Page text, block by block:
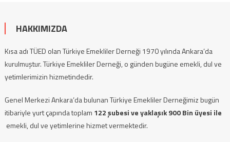
HAKKIMIZDA
Kısa adı TÜED olan Türkiye Emekliler Derneği 1970 yılında Ankara’da
kurulmuştur. Türkiye Emekliler Derneği, o günden bugüne emekli, dul ve
yetimlerimizin hizmetindedir.
Genel Merkezi Ankara’da bulunan Türkiye Emekliler Derneğimiz bugün
itibariyle yurt çapında toplam 122 şubesi ve yaklaşık 900 Bin üyesi ile
emekli, dul ve yetimlerine hizmet vermektedir.